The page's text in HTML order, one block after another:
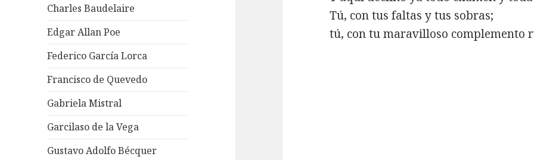
Charles Baudelaire
Edgar Allan Poe
Federico García Lorca
Francisco de Quevedo
Gabriela Mistral
Garcilaso de la Vega
Gustavo Adolfo Bécquer
Tú, con tus faltas y tus sobras;
tú, con tu maravilloso complemento